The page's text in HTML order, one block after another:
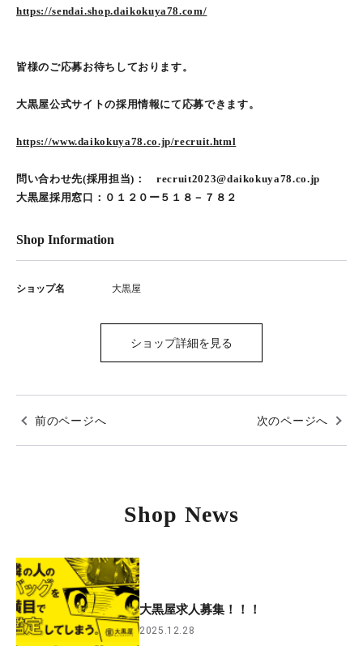
https://sendai.shop.daikokuya78.com/
皆様のご応募お待ちしております。
大黒屋公式サイトの採用情報にて応募できます。
https://www.daikokuya78.co.jp/recruit.html
問い合わせ先(採用担当)： recruit2023@daikokuya78.co.jp
大黒屋採用窓口：０１２０ー５１８－７８２
Shop Information
ショップ名 大黒屋
ショップ詳細を見る
前のページへ 次のページへ
Shop News
大黒屋求人募集！！！
2025.12.28